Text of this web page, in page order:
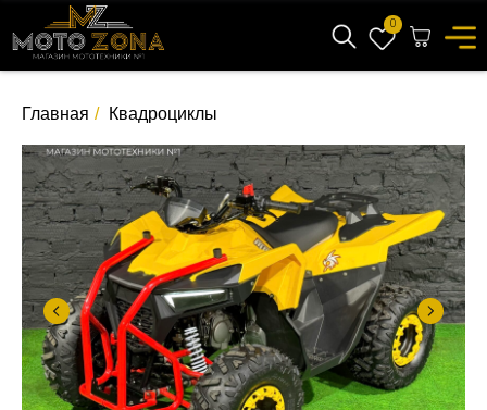
0
Главная / Квадроциклы